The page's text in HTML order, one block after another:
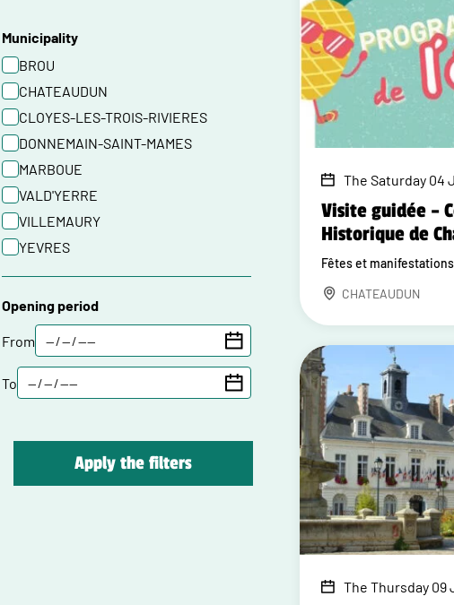
Municipality
BROU
CHATEAUDUN
CLOYES-LES-TROIS-RIVIERES
DONNEMAIN-SAINT-MAMES
MARBOUE
VALD'YERRE
VILLEMAURY
YEVRES
Opening period
From
To
Apply the filters
The Saturday 04
Visite guidée –
Historique de
Fêtes et manifestations
CHATEAUDUN
The Thursday 09